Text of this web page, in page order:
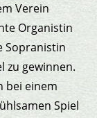
Verein
Organistin
Sopranistin
zu gewinnen.
bei einem
Spiel